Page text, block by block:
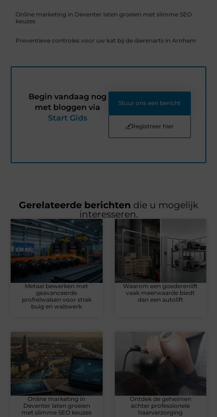
Online marketing in Deventer laten groeien met slimme SEO
keuzes
Preventieve controles voor uw kat bij de dierenarts in Arnhem
Begin vandaag nog
met bloggen via
Start Gids
Stuur ons een bericht
Registreer hier
Gerelateerde berichten die u mogelijk
interesseren.
Metaal bewerken met
geavanceerde
profielwalsen voor strak
buig en walswerk
Waarom een goederenlift
vaak meerwaarde biedt
dan een autolift
Online marketing in
Deventer laten groeien
met slimme SEO keuzes
Ontdek de geheimen
achter professionele
haarverzorging